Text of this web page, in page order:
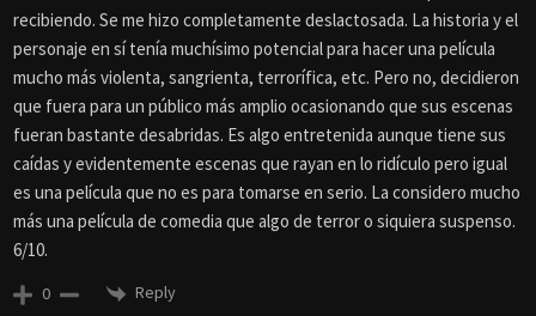
recibiendo. Se me hizo completamente deslactosada. La historia y el
personaje en sí tenía muchísimo potencial para hacer una película
mucho más violenta, sangrienta, terrorífica, etc. Pero no, decidieron
que fuera para un público más amplio ocasionando que sus escenas
fueran bastante desabridas. Es algo entretenida aunque tiene sus
caídas y evidentemente escenas que rayan en lo ridículo pero igual
es una película que no es para tomarse en serio. La considero mucho
más una película de comedia que algo de terror o siquiera suspenso.
6/10.
0 Reply